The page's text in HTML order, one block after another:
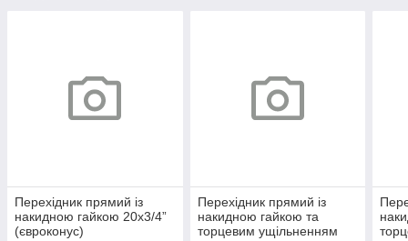
Перехідник прямий із
накидною гайкою 20х3/4”
(євроконус)
Перехідник прямий із
накидною гайкою та
торцевим ущільненням